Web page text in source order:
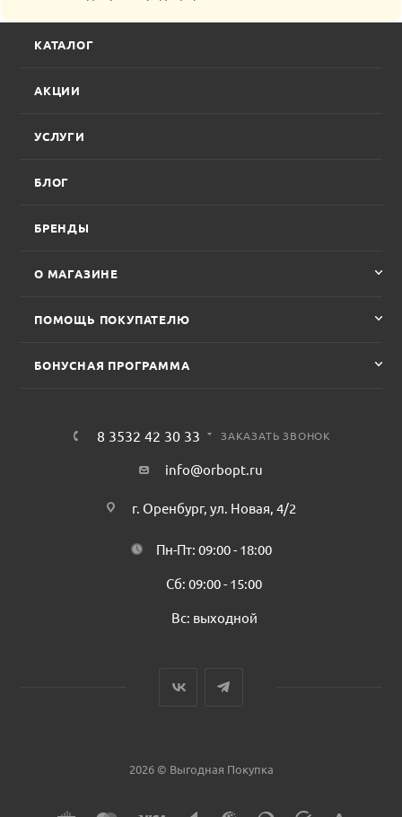
КАТАЛОГ
АКЦИИ
УСЛУГИ
БЛОГ
БРЕНДЫ
О МАГАЗИНЕ
ПОМОЩЬ ПОКУПАТЕЛЮ
БОНУСНАЯ ПРОГРАММА
8 3532 42 30 33 ЗАКАЗАТЬ ЗВОНОК
info@orbopt.ru
г. Оренбург, ул. Новая, 4/2
Пн-Пт: 09:00 - 18:00
Сб: 09:00 - 15:00
Вс: выходной
2026 © Выгодная Покупка